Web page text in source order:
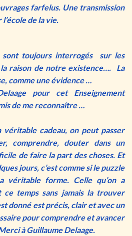
farfelus. Une transmission
de la vie.
toujours interrogés sur les
la raison de notre existence…. La
comme une évidence …
pour cet Enseignement
de me reconnaître …
véritable cadeau, on peut passer
comprendre, douter dans un
de faire la part des choses. Et
jours, c’est comme si le puzzle
véritable forme. Celle qu’on a
temps sans jamais la trouver
donné est précis, clair et avec un
pour comprendre et avancer
à Guillaume Delaage.